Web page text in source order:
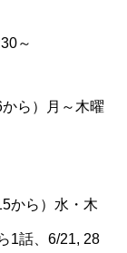
～
ら）月～木曜
から）水・木
1話、6/21, 28